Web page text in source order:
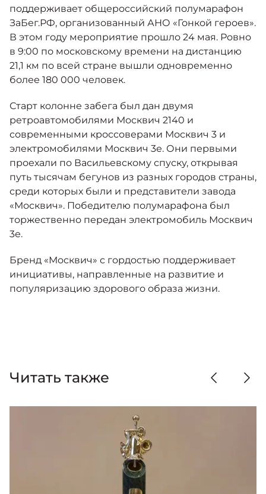
Москвич 6
Яркий динамичный седан
от 2 237 000 ₽*
Кроссовер, создающий равные
возможности
от 2 069 000 ₽*
Москвич 8
Практичный семиместный
кроссовер
от 3 125 000 ₽*
Кредитные программы
Спецпредложения
Калькулятор трейд-ин
Страховые программы
Моторное масло
СЕРВИСНЫЕ АКЦИИ
АКСЕССУАРЫ
КОНТАКТЫ
поддерживает общероссийский полумарафон
ЗаБег.РФ, организованный АНО «Гонкой героев».
В этом году мероприятие прошло 24 мая. Ровно
в 9:00 по московскому времени на дистанцию
21,1 км по всей стране вышли одновременно
более 180 000 человек.
Старт колонне забега был дан двумя
ретроавтомобилями Москвич 2140 и
современными кроссоверами Москвич 3 и
электромобилями Москвич 3е. Они первыми
проехали по Васильевскому спуску, открывая
путь тысячам бегунов из разных городов страны,
среди которых были и представители завода
«Москвич». Победителю полумарафона был
торжественно передан электромобиль Москвич
3е.
Бренд «Москвич» с гордостью поддерживает
инициативы, направленные на развитие и
популяризацию здорового образа жизни.
Читать также